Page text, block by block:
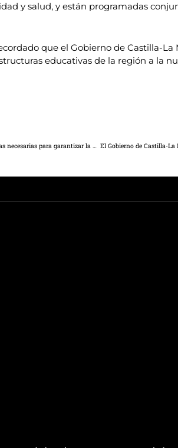
y salud, y están programadas
que el Gobierno de Castilla-La
educativas de la región a la